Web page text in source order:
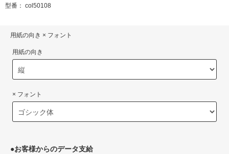
型番： col50108
用紙の向き × フォント
用紙の向き
× フォント
●お客様からのデータ支給